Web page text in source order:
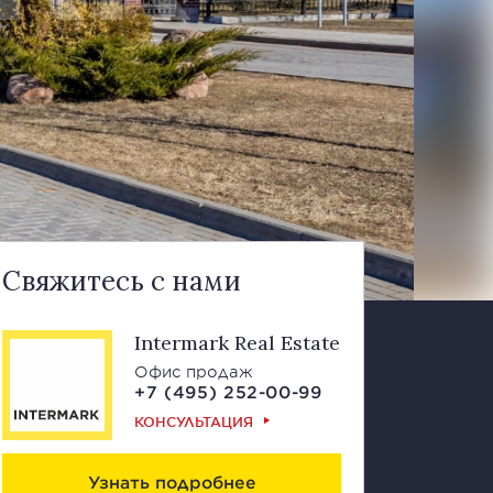
Свяжитесь с нами
Intermark Real Estate
Офис продаж
+7 (495) 252-00-99
КОНСУЛЬТАЦИЯ
Узнать подробнее